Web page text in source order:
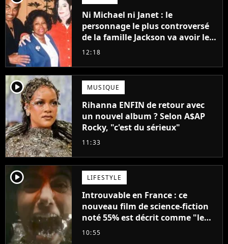
Ni Michael ni Janet : le
personnage le plus controversé
de la famille Jackson va avoir le
droit à sa propre série
12:18
player2 MUSIQUE
Rihanna ENFIN de retour avec
un nouvel album ? Selon A$AP
Rocky, "c'est du sérieux"
11:33
player2 LIFESTYLE
Introuvable en France : ce
nouveau film de science-fiction
noté 55% est décrit comme "le
plus stupide de l'année"
10:55